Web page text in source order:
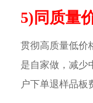
5)同质量
贯彻高质量低价
是自家做，减少
户下单退样品板